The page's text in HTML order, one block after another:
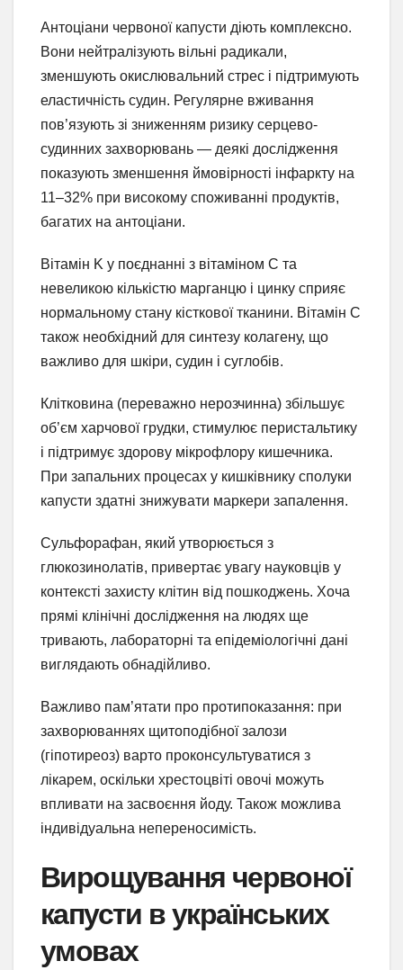
Антоціани червоної капусти діють комплексно.
Вони нейтралізують вільні радикали,
зменшують окислювальний стрес і підтримують
еластичність судин. Регулярне вживання
пов’язують зі зниженням ризику серцево-
судинних захворювань — деякі дослідження
показують зменшення ймовірності інфаркту на
11–32% при високому споживанні продуктів,
багатих на антоціани.
Вітамін K у поєднанні з вітаміном C та
невеликою кількістю марганцю і цинку сприяє
нормальному стану кісткової тканини. Вітамін C
також необхідний для синтезу колагену, що
важливо для шкіри, судин і суглобів.
Клітковина (переважно нерозчинна) збільшує
об’єм харчової грудки, стимулює перистальтику
і підтримує здорову мікрофлору кишечника.
При запальних процесах у кишківнику сполуки
капусти здатні знижувати маркери запалення.
Сульфорафан, який утворюється з
глюкозинолатів, привертає увагу науковців у
контексті захисту клітин від пошкоджень. Хоча
прямі клінічні дослідження на людях ще
тривають, лабораторні та епідеміологічні дані
виглядають обнадійливо.
Важливо пам’ятати про протипоказання: при
захворюваннях щитоподібної залози
(гіпотиреоз) варто проконсультуватися з
лікарем, оскільки хрестоцвіті овочі можуть
впливати на засвоєння йоду. Також можлива
індивідуальна непереносимість.
Вирощування червоної
капусти в українських
умовах